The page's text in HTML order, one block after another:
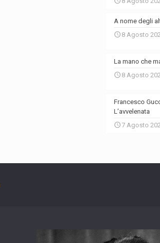
A nome degli
8 Agosto
La mano che
8 Agosto
Francesco
L’avvelenata
7 Agosto